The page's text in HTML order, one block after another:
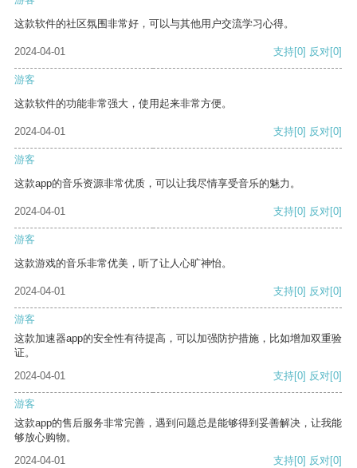
这款软件的社区氛围非常好，可以与其他用户交流学习心得。
2024-04-01 支持[0] 反对[0]
游客
这款软件的功能非常强大，使用起来非常方便。
2024-04-01 支持[0] 反对[0]
游客
这款app的音乐资源非常优质，可以让我尽情享受音乐的魅力。
2024-04-01 支持[0] 反对[0]
游客
这款游戏的音乐非常优美，听了让人心旷神怡。
2024-04-01 支持[0] 反对[0]
游客
这款加速器app的安全性有待提高，可以加强防护措施，比如增加双重验
证。
2024-04-01
支持[0] 反对[0]
游客
这款app的售后服务非常完善，遇到问题总是能够得到妥善解决，让我能
够放心购物。
2024-04-01
支持[0] 反对[0]